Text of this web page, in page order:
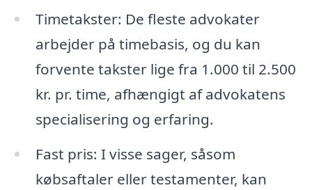
Timetakster: De fleste advokater
arbejder på timebasis, og du kan
forvente takster lige fra 1.000 til 2.500
kr. pr. time, afhængigt af advokatens
specialisering og erfaring.
Fast pris: I visse sager, såsom
købsaftaler eller testamenter, kan